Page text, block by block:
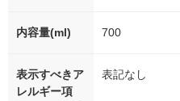
内容量(ml) 700
表示すべきア
レルギー項
表記なし